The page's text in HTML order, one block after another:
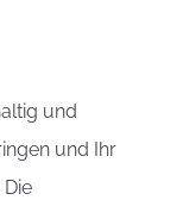
und
und Ihr